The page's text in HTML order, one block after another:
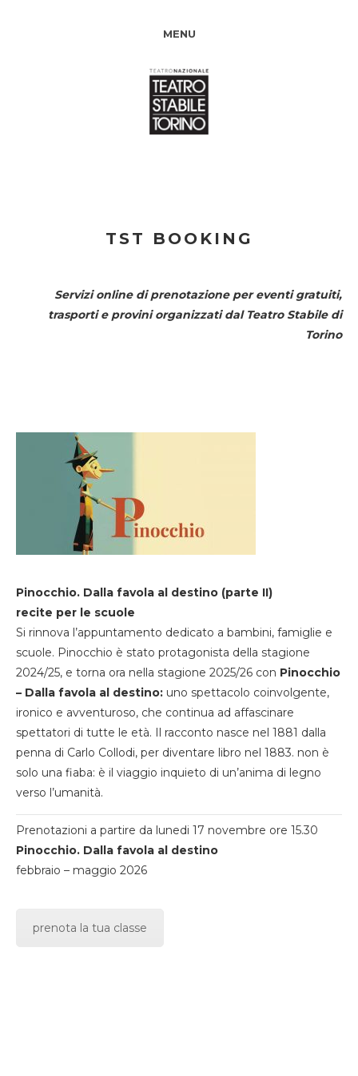
MENU
TST BOOKING
Servizi online di prenotazione per eventi gratuiti,
trasporti e provini organizzati dal Teatro Stabile di
Torino
Pinocchio. Dalla favola al destino (parte II)
recite per le scuole
Si rinnova l’appuntamento dedicato a bambini, famiglie e
scuole. Pinocchio è stato protagonista della stagione
2024/25, e torna ora nella stagione 2025/26 con Pinocchio
– Dalla favola al destino: uno spettacolo coinvolgente,
ironico e avventuroso, che continua ad affascinare
spettatori di tutte le età. Il racconto nasce nel 1881 dalla
penna di Carlo Collodi, per diventare libro nel 1883. non è
solo una fiaba: è il viaggio inquieto di un’anima di legno
verso l’umanità.
Prenotazioni a partire da lunedi 17 novembre ore 15.30
Pinocchio. Dalla favola al destino
febbraio – maggio 2026
prenota la tua classe